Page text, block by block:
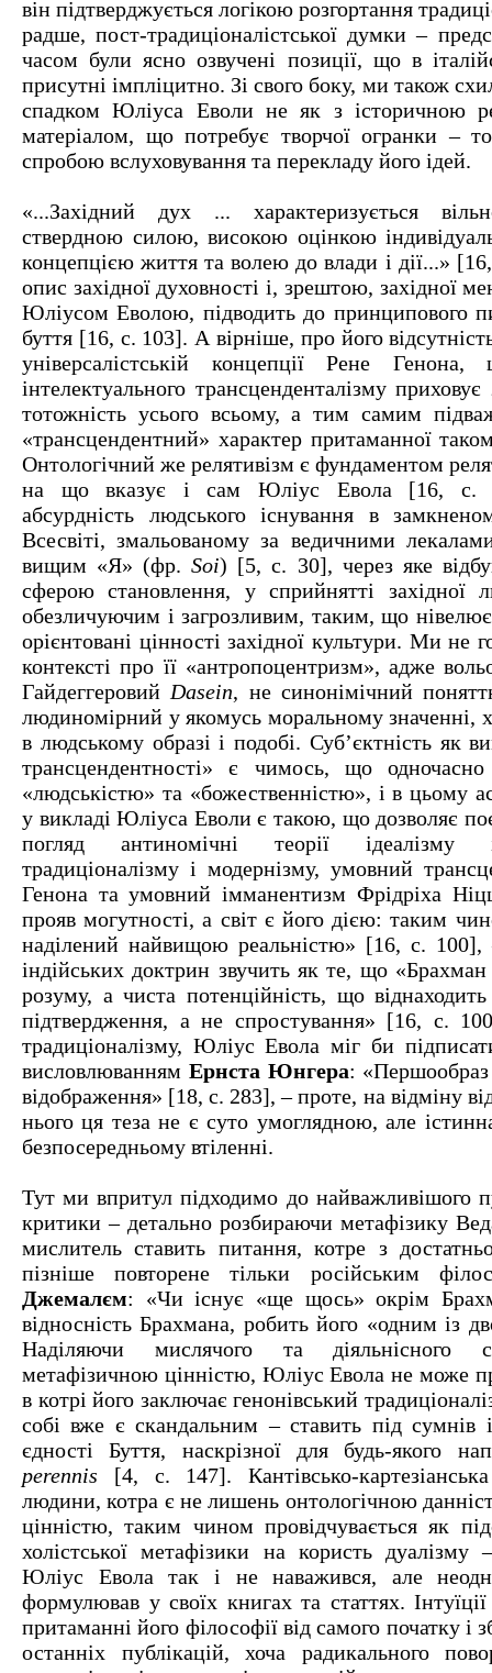
він підтверджується логікою розгортання
радше, пост-традиціоналістської думки –
часом були ясно озвучені позиції, що в
присутні імпліцитно. Зі свого боку, ми також
спадком Юліуса Еволи не як з історичною
матеріалом, що потребує творчої огранки –
спробою вслуховування та перекладу його ідей.
«...Західний дух ... характеризується
ствердною силою, високою оцінкою
концепцією життя та волею до влади і дії...»
опис західної духовності і, зрештою, західної
Юліусом Еволою, підводить до принципового
буття [16, с. 103]. А вірніше, про його
універсалістській концепції Рене
інтелектуального трансценденталізму
тотожність усього всьому, а тим самим
«трансцендентний» характер притаманної
Онтологічний же релятивізм є фундаментом
на що вказує і сам Юліус Евола [16, с.
абсурдність людського існування в
Всесвіті, змальованому за ведичними
вищим «Я» (фр.Soi) [5, с. 30], через яке
сферою становлення, у сприйнятті
обезличуючим і загрозливим, таким, що нівелює
орієнтовані цінності західної культури. Ми не
контексті про її «антропоцентризм», адже
Гайдеггеровий Dasein, не синонімічний
людиномірний у якомусь моральному значенні,
в людському образі і подобі. Суб’єктність як
трансцендентності» є чимось, що
«людськістю» та «божественністю», і в цьому
у викладі Юліуса Еволи є такою, що дозволяє
погляд антиномічні теорії ідеалізму
традиціоналізму і модернізму, умовний
Генона та умовний імманентизм Фрідріха
прояв могутності, а світ є його дією: таким
наділений найвищою реальністю» [16, с. 100],
індійських доктрин звучить як те, що
розуму, а чиста потенційність, що
підтвердження, а не спростування» [16, с.
традиціоналізму, Юліус Евола міг би
висловлюванням Ернста Юнгера:
відображення» [18, с. 283], – проте, на відміну
нього ця теза не є суто умоглядною, але
безпосередньому втіленні.
Тут ми впритул підходимо до найважливішого
критики – детально розбираючи метафізику
мислитель ставить питання, котре з
пізніше повторене тільки російським
Джемалєм: «Чи існує «ще щось» окрім
відносність Брахмана, робить його «одним із
Наділяючи мислячого та діяльнісного
метафізичною цінністю, Юліус Евола не може
в котрі його заключає генонівський
собі вже є скандальним – ставить під сумнів
єдності Буття, наскрізної для будь-якого
perennis [4, с. 147]. Кантівсько-картезіанська
людини, котра є не лишень онтологічною
цінністю, таким чином провідчувається як
холістської метафізики на користь
Юліус Евола так і не наважився, але
формулював у своїх книгах та статтях.
притаманні його філософії від самого початку і
останніх публікацій, хоча радикального